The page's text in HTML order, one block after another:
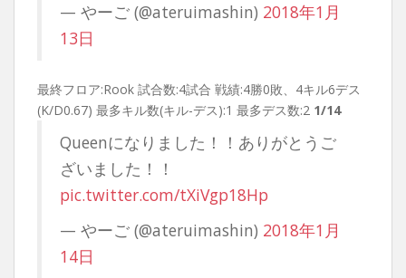
— やーご (@ateruimashin) 2018年1月
13日
最終フロア:Rook 試合数:4試合 戦績:4勝0敗、4キル6デス
(K/D0.67) 最多キル数(キル-デス):1 最多デス数:2 1/14
Queenになりました！！ありがとうご
ざいました！！
pic.twitter.com/tXiVgp18Hp
— やーご (@ateruimashin) 2018年1月
14日